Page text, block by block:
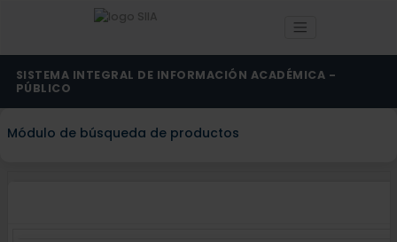
SISTEMA INTEGRAL DE INFORMACIÓN ACADÉMICA -
PÚBLICO
Módulo de búsqueda de productos